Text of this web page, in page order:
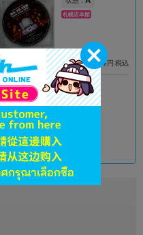
札幌店本館
在庫あり 3,564円 税込